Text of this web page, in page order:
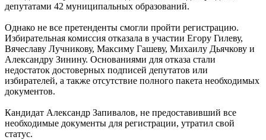
депутатами 42 муниципальных образований.
Однако не все претенденты смогли пройти регистрацию.
Избирательная комиссия отказала в участии Егору Гилеву,
Вячеславу Лучникову, Максиму Гашеву, Михаилу Дьячкову и
Александру Зинину. Основаниями для отказа стали
недостаток достоверных подписей депутатов или
избирателей, а также отсутствие полного пакета необходимых
документов.
Кандидат Александр Запивалов, не предоставивший все
необходимые документы для регистрации, утратил свой
статус.